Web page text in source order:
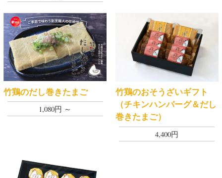
竹鶏のだし巻きたまご
1,080円 ～
竹鶏のおそうざいギフト
（チキンハンバーグ＆だし
巻きたまご）
4,400円